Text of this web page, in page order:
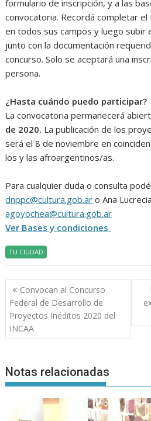
formulario de inscripción, y a las
convocatoria. Recordá completar
en todos sus campos y luego subir
junto con la documentación
concurso. Solo se aceptará una
persona.
¿Hasta cuándo puedo participar?
La convocatoria permanecerá
de 2020. La publicación de los
será el 8 de noviembre en
los y las afroargentinos/as.
Para cualquier duda o consulta
dnppc@cultura.gob.ar o Ana
agoyochea@cultura.gob.ar
Ver Bases y condiciones
TU CIUDAD
Navegación
de
entradas
Convocan al Concurso
Federal de Desarrollo de
Proyectos Inéditos 2020 del
INCAA
Notas relacionadas